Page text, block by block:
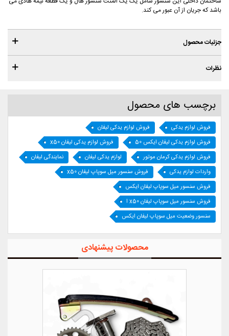
باشد که جریان از آن عبور می کند.
جزئیات محصول
نظرات
برچسب های محصول
فروش لوازم یدکی
فروش لوازم یدکی لیفان
فروش لوازم یدکی لیفان ایکس 50
فروش لوازم یدکی لیفان x50
فروش لوازم یدکی کرمان موتور
لوازم یدکی لیفان
نمایندگی لیفان
واردات لوازم یدکی
فروش سنسور میل سوپاپ لیفان x50
فروش سنسور میل سوپاپ لیفان ایکس
فروش سنسور میل سوپاپ لیفان x50 ا
سنسور وضعیت میل سوپاپ لیفان ایکس
محصولات پیشنهادی